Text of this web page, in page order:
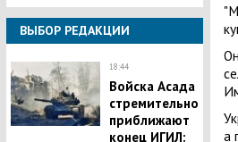
ВЫБОР РЕДАКЦИИ
18:44
Войска Асада
стремительно
приближают
конец ИГИЛ:
а